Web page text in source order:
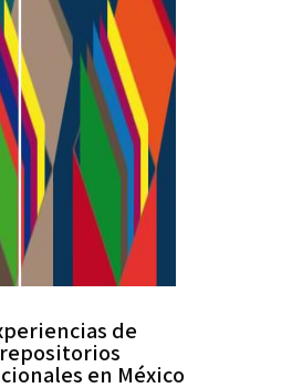
de
repositorios
en México